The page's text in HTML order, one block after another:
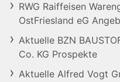
RWG Raiffeisen
OstFriesland eG
Aktuelle BZN
Co. KG Prospekte
Aktuelle Alfred Vogt